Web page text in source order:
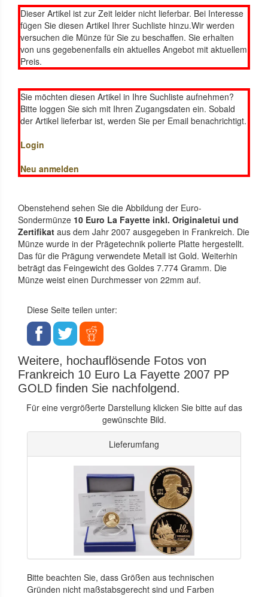
Dieser Artikel ist zur Zeit leider nicht lieferbar. Bei Interesse
fügen Sie diesen Artikel Ihrer Suchliste hinzu.Wir werden
versuchen die Münze für Sie zu beschaffen. Sie erhalten
von uns gegebenenfalls ein aktuelles Angebot mit aktuellem
Preis.
Sie möchten diesen Artikel in Ihre Suchliste aufnehmen?
Bitte loggen Sie sich mit Ihren Zugangsdaten ein. Sobald
der Artikel lieferbar ist, werden Sie per Email benachrichtigt.
Login
Neu anmelden
Obenstehend sehen Sie die Abbildung der Euro-
Sondermünze 10 Euro La Fayette inkl. Originaletui und
Zertifikat aus dem Jahr 2007 ausgegeben in Frankreich. Die
Münze wurde in der Prägetechnik polierte Platte hergestellt.
Das für die Prägung verwendete Metall ist Gold. Weiterhin
beträgt das Feingewicht des Goldes 7.774 Gramm. Die
Münze weist einen Durchmesser von 22mm auf.
Diese Seite teilen unter:
Weitere, hochauflösende Fotos von
Frankreich 10 Euro La Fayette 2007 PP
GOLD finden Sie nachfolgend.
Für eine vergrößerte Darstellung klicken Sie bitte auf das
gewünschte Bild.
Lieferumfang
Bitte beachten Sie, dass Größen aus technischen
Gründen nicht maßstabsgerecht sind und Farben